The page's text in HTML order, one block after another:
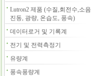
Lutron2 제품 (수질,회전수,소음
진동, 광량, 온습도, 풍속)
데이터로거 및 기록계
전기 및 전력측정기
유량계
풍속풍량계